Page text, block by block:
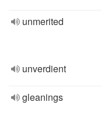
unmerited
unverdient
gleanings